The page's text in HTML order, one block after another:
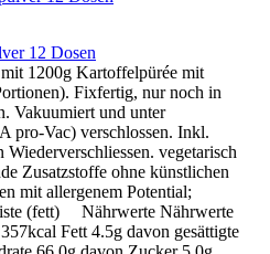
12 Dosen
1200g Kartoffelpürée mit
Fixfertig, nur noch in
Vakuumiert und unter
pro-Vac) verschlossen. Inkl.
vegetarisch
Zusatzstoffe ohne künstlichen
mit allergenem Potential;
(fett) Nährwerte Nährwerte
Fett 4.5g davon gesättigte